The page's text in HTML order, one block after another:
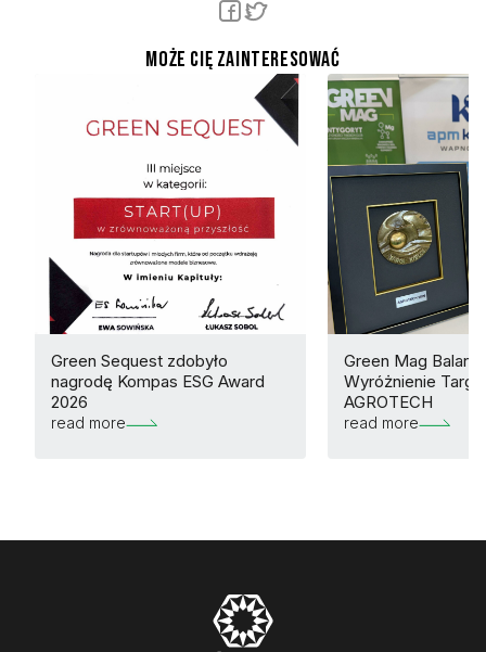
Może Cię zainteresować
Green Sequest zdobyło
nagrodę Kompas ESG Award
2026
read more
Green Mag
Wyróżnienie
AGROTECH
read more